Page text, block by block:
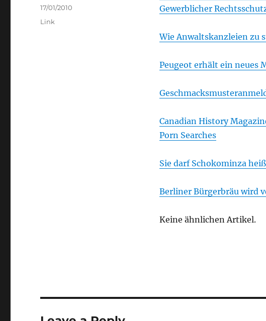
Gewerblicher
Wie Anwaltskanzleien zu
Peugeot erhält ein neues
Canadian History
Porn Searches
Sie darf Schokominza
Berliner Bürgerbräu wird
Keine ähnlichen Artikel.
Posted
on
17/01/2010
Categories
Link